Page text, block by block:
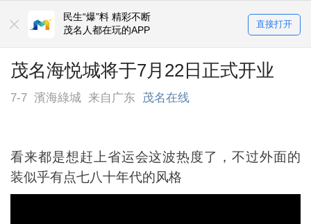
民生“爆”料 精彩不断
茂名人都在玩的APP
直接打开
茂名海悦城将于7月22日正式开业
7-7 濱海綠城 来自广东 茂名在线
看来都是想赶上省运会这波热度了，不过外面的
装似乎有点七八十年代的风格